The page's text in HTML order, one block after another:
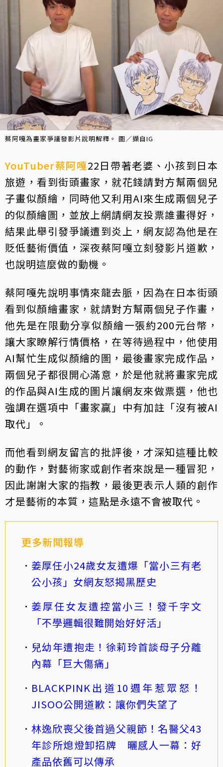
蔡阿嘎為畫家爭議發影片說明解釋。 圖／擷自IG
YouTuber蔡阿嘎22日帶著老婆、小孩到日本
旅遊，看到街頭畫家，就花錢請對方幫兩個兒
子畫似顏繪，同時他又利用AI來生成兩個兒子
的似顏繪圖，並放上網請網友投票誰畫得好，
結果此舉引發爭議遭到炎上，網友認為他是在
貶低藝術價值，深夜蔡阿嘎立刻發影片道歉，
也說明這麼做的動機。
蔡阿嘎先說明事情來龍去脈，因為在日本街頭
看到似顏繪畫家，就請對方幫兩個兒子作畫，
他先是在限動分享似顏繪一張約200元台幣，
讓大家瞭解行情價格，在等待過程中，他使用
AI幫忙生成似顏繪的圖，最後畫家完成作品，
兩個兒子都很開心滿意，於是他就將畫家完成
的作品與AI生成的圖片讓網友來做票選，他也
強調在選項中「畫家贏」中有加註「沒有被AI
取代」。
而他看到網友留言的批評後，才深知這種比較
的動作，對藝術家或創作者來說是一種冒犯，
因此謝謝大家的指教，最後更表示人類的創作
才是藝術的本質，這點是永遠不會被取代。
更多新聞報導
姜厚任小24歲女友遭爆「當小三有老
公小孩」女網友怒揭黑歷史
姜厚任女友遭控當小三！發千字文
「不學邏輯很難開始好好活」
兒幼年遭抱走！徐莉玲首談母子分離
內幕「巨大傷痛」
BLACKPINK出道10週年惹眾怒！
JISOO公開道歉：讓你們失望了
林逸欣喪父後首過父親節！名醫父43
年診所熄燈卸招牌 曬感人一幕：好
產品依舊可以傳承